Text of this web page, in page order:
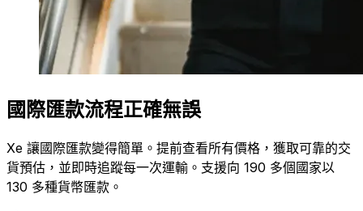
國際匯款流程正確無誤
Xe 讓國際匯款變得簡單。提前查看所有價格，獲取可靠的交
貨預估，並即時追蹤每一次運輸。支援向 190 多個國家以
130 多種貨幣匯款。